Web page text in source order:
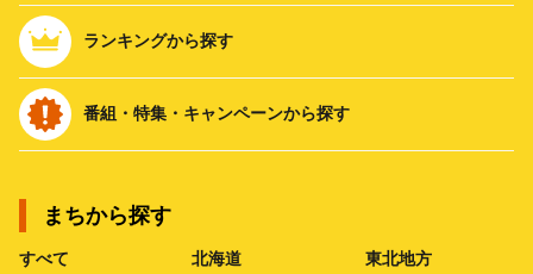
ランキングから探す
番組・特集・キャンペーンから探す
まちから探す
すべて 北海道 東北地方